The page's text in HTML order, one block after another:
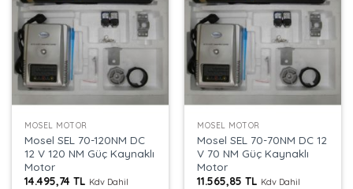
MOSEL MOTOR
Mosel SEL 70-120NM DC
12 V 120 NM Güç Kaynaklı
Motor
14.495,74TL Kdv Dahil
MOSEL MOTOR
Mosel SEL 70-70NM DC 12
V 70 NM Güç Kaynaklı
Motor
11.565,85TL Kdv Dahil